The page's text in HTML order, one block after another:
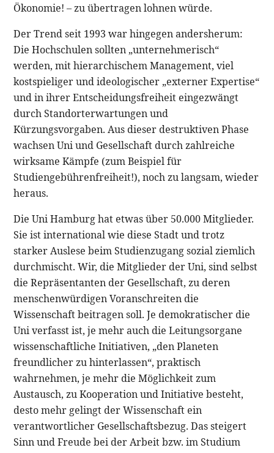
Ökonomie! – zu übertragen lohnen würde.
Der Trend seit 1993 war hingegen andersherum:
Die Hochschulen sollten „unternehmerisch“
werden, mit hierarchischem Management, viel
kostspieliger und ideologischer „externer Expertise“
und in ihrer Entscheidungsfreiheit eingezwängt
durch Standorterwartungen und
Kürzungsvorgaben. Aus dieser destruktiven Phase
wachsen Uni und Gesellschaft durch zahlreiche
wirksame Kämpfe (zum Beispiel für
Studiengebührenfreiheit!), noch zu langsam, wieder
heraus.
Die Uni Hamburg hat etwas über 50.000 Mitglieder.
Sie ist international wie diese Stadt und trotz
starker Auslese beim Studienzugang sozial ziemlich
durchmischt. Wir, die Mitglieder der Uni, sind selbst
die Repräsentanten der Gesellschaft, zu deren
menschenwürdigen Voranschreiten die
Wissenschaft beitragen soll. Je demokratischer die
Uni verfasst ist, je mehr auch die Leitungsorgane
wissenschaftliche Initiativen, „den Planeten
freundlicher zu hinterlassen“, praktisch
wahrnehmen, je mehr die Möglichkeit zum
Austausch, zu Kooperation und Initiative besteht,
desto mehr gelingt der Wissenschaft ein
verantwortlicher Gesellschaftsbezug. Das steigert
Sinn und Freude bei der Arbeit bzw. im Studium